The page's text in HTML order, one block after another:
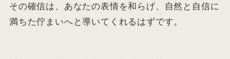
その確信は、あなたの表情を和らげ、自然と自信に
満ちた佇まいへと導いてくれるはずです。